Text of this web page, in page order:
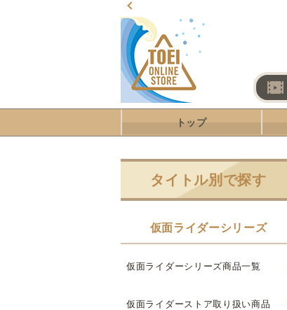
トップ
タイトル別で探す
仮面ライダーシリーズ
仮面ライダーシリーズ商品一覧
仮面ライダーストア取り扱い商品